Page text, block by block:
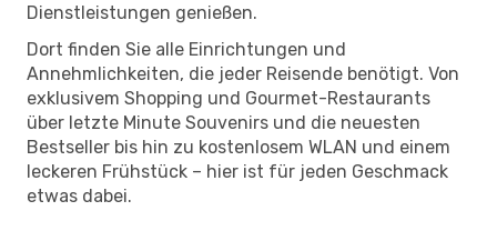
Dienstleistungen genießen.
Dort finden Sie alle Einrichtungen und
Annehmlichkeiten, die jeder Reisende benötigt. Von
exklusivem Shopping und Gourmet-Restaurants
über letzte Minute Souvenirs und die neuesten
Bestseller bis hin zu kostenlosem WLAN und einem
leckeren Frühstück – hier ist für jeden Geschmack
etwas dabei.